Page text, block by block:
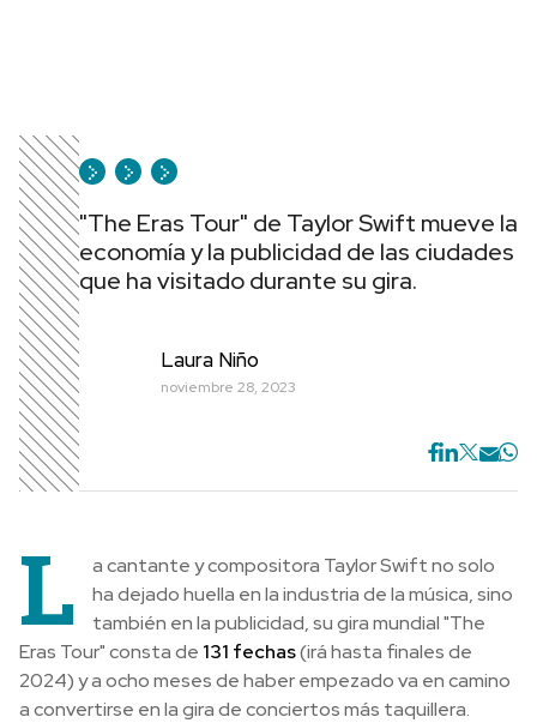
"The Eras Tour" de Taylor Swift mueve la
economía y la publicidad de las ciudades
que ha visitado durante su gira.
Laura Niño
noviembre 28, 2023
L
a cantante y compositora Taylor Swift no solo
ha dejado huella en la industria de la música, sino
también en la publicidad, su gira mundial "The
Eras Tour" consta de 131 fechas(irá hasta finales de
2024) y a ocho meses de haber empezado va en camino
a convertirse en la gira de conciertos más taquillera.